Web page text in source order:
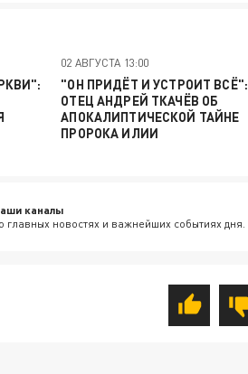
02 АВГУСТА 13:00
"ОН ПРИДЁТ И УСТРОИТ ВСЁ":
ОТЕЦ АНДРЕЙ ТКАЧЁВ ОБ
АПОКАЛИПТИЧЕСКОЙ ТАЙНЕ
ПРОРОКА ИЛИИ
каналы
главных новостях и важнейших событиях дня.